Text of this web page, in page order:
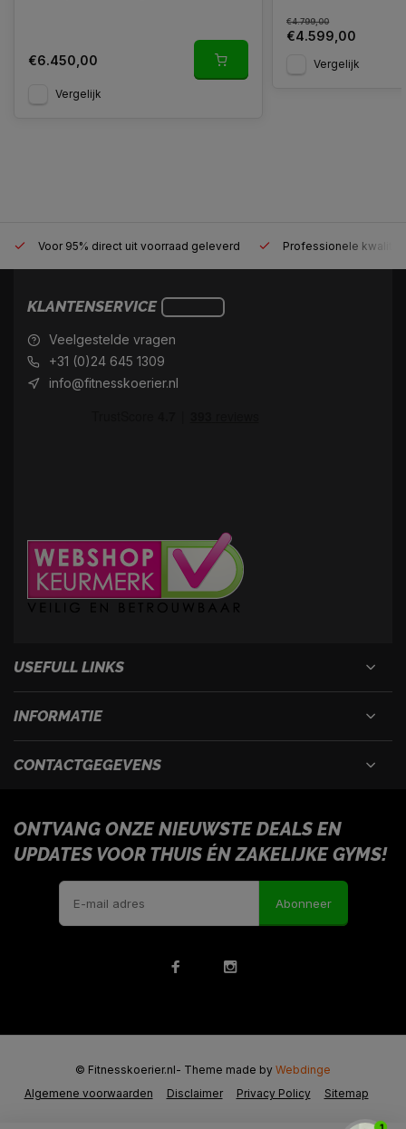
€6.450,00
Vergelijk
€4.799,00
€4.599,00
Vergelijk
Voor 95% direct uit voorraad geleverd Professionele
KLANTENSERVICE
Veelgestelde vragen
+31 (0)24 645 1309
info@fitnesskoerier.nl
USEFULL LINKS
INFORMATIE
CONTACTGEGEVENS
ONTVANG ONZE NIEUWSTE DEALS EN
UPDATES VOOR THUIS ÉN ZAKELIJKE GYMS!
Abonneer
Algemene voorwaarden Disclaimer Privacy Policy Sitemap
© Fitnesskoerier.nl- Theme made by Webdinge